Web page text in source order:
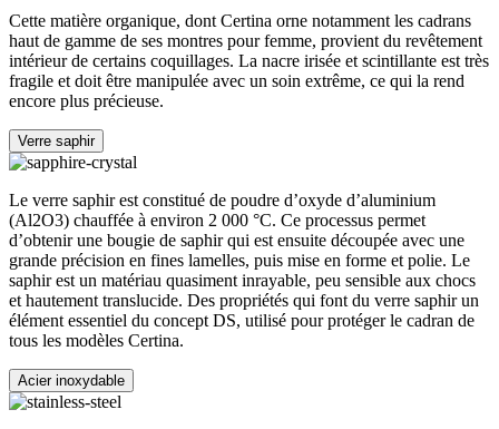
Cette matière organique, dont Certina orne notamment les cadrans
haut de gamme de ses montres pour femme, provient du revêtement
intérieur de certains coquillages. La nacre irisée et scintillante est très
fragile et doit être manipulée avec un soin extrême, ce qui la rend
encore plus précieuse.
Verre saphir
Le verre saphir est constitué de poudre d’oxyde d’aluminium
(Al2O3) chauffée à environ 2 000 °C. Ce processus permet
d’obtenir une bougie de saphir qui est ensuite découpée avec une
grande précision en fines lamelles, puis mise en forme et polie. Le
saphir est un matériau quasiment inrayable, peu sensible aux chocs
et hautement translucide. Des propriétés qui font du verre saphir un
élément essentiel du concept DS, utilisé pour protéger le cadran de
tous les modèles Certina.
Acier inoxydable